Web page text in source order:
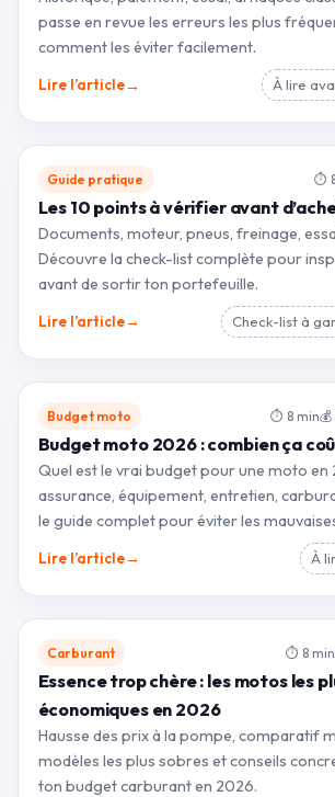
passe en revue les erreurs les plus
comment les éviter facilement.
Lire l’article→ À lire
Guide pratique ⏱
Les 10 points à vérifier avant
Documents, moteur, pneus, freinage,
Découvre la check-list complète pour
avant de sortir ton portefeuille.
Lire l’article→ Check-list à
Budget moto ⏱ 8 min
Budget moto 2026 : combien ça
Quel est le vrai budget pour une moto en
assurance, équipement, entretien,
le guide complet pour éviter les
Lire l’article→ À
Carburant ⏱ 8 min
Essence trop chère : les motos les
économiques en 2026
Hausse des prix à la pompe, comparatif
modèles les plus sobres et conseils
ton budget carburant en 2026.